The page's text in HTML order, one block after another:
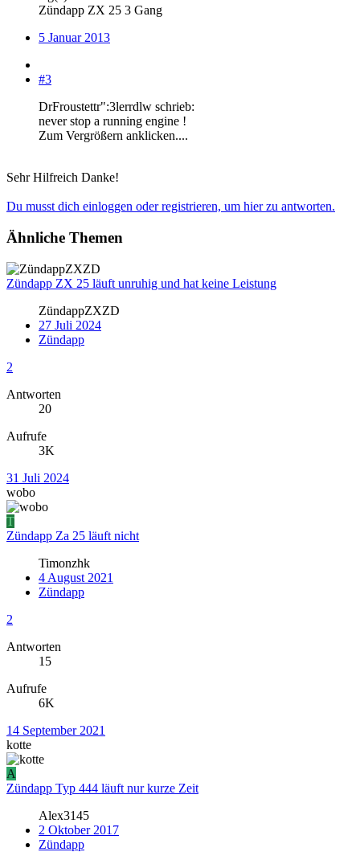
Zündapp ZX 25 3 Gang
5 Januar 2013
#3
DrFroustettr":3lerrdlw schrieb:
never stop a running engine !
Zum Vergrößern anklicken....
Sehr Hilfreich Danke!
Du musst dich einloggen oder registrieren, um hier zu antworten.
Ähnliche Themen
Zündapp ZX 25 läuft unruhig und hat keine Leistung
ZündappZXZD
27 Juli 2024
Zündapp
2
Antworten
20
Aufrufe
3K
31 Juli 2024
wobo
T
Zündapp Za 25 läuft nicht
Timonzhk
4 August 2021
Zündapp
2
Antworten
15
Aufrufe
6K
14 September 2021
kotte
A
Zündapp Typ 444 läuft nur kurze Zeit
Alex3145
2 Oktober 2017
Zündapp